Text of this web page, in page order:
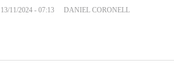
13/11/2024 - 07:13 DANIEL CORONELL